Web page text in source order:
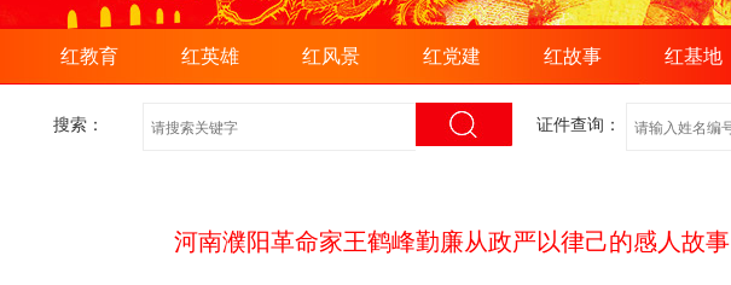
红教育 红英雄 红风景 红党建 红故事 红基地
证件查询：
搜索：
河南濮阳革命家王鹤峰勤廉从政严以律己的感人故事